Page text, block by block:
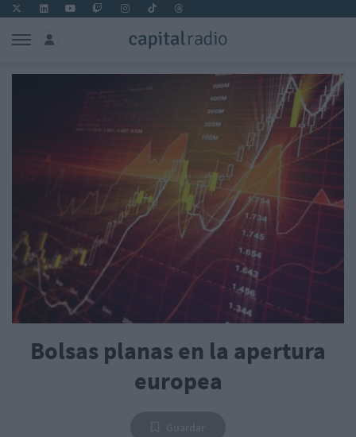
Bolsas planas en la apertura
europea